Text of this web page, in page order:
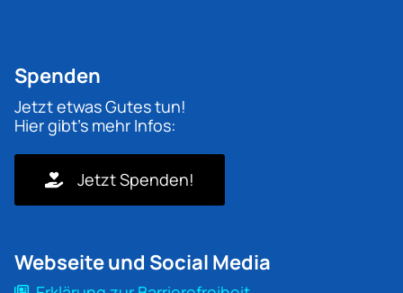
Spenden
Jetzt etwas Gutes tun!
Hier gibt's mehr Infos:
Jetzt Spenden!
Webseite und Social Media